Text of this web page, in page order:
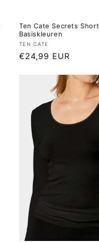
Ten Cate Secrets
Basiskleuren
Verkoper:
TEN CATE
Normale
€24,99 EUR